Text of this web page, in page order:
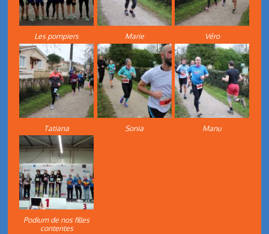
Les pompiers Marie Véro
Tatiana Sonia Manu
Podium de nos filles
contentes